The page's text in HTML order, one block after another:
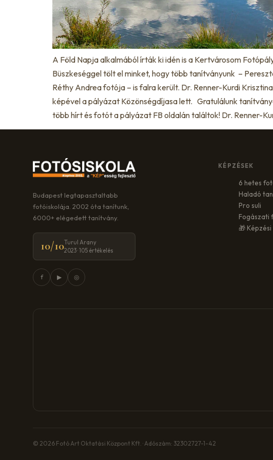
A Föld Napja alkalmából írták ki idén is a Kertvárosom
Büszkeséggel tölt el minket, hogy több tanítványunk –
Réthy Andrea fotója – is falra került. Dr. Renner-Kurdi
képével a pályázat Közönségdíjasa lett. Gratulálunk
több hírt és fotót a pályázat FB oldalán találtok! Dr. Renner-
Budapest legtapasztaltabb
fotóiskolája. 2002 óta tanítunk,
6000+ elégedett tanítvány.
10/10Turul Arany
2023 · 105 értékelés
f ▶ ◎
KÉPZÉSEK
6 hetes
Haladó
Pro suli
Fogászati
🎁
© 2026 Fotó Art Oktatási Központ Kft. · Adószám: 32302727-1-42